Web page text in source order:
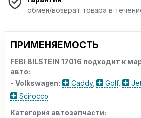
обмен/возврат товара в
ПРИМЕНЯЕМОСТЬ
FEBI BILSTEIN 17016 подходит к
авто:
- Volkswagen: Caddy, Golf,
Scirocco
Категория автозапчасти: